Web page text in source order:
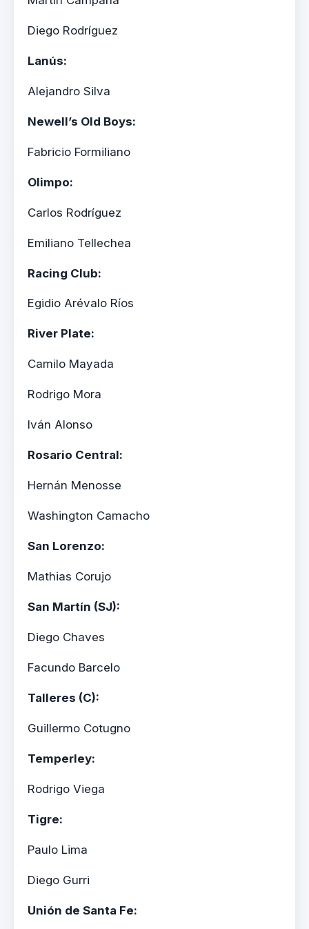
Diego Rodríguez
Lanús:
Alejandro Silva
Newell’s Old Boys:
Fabricio Formiliano
Olimpo:
Carlos Rodríguez
Emiliano Tellechea
Racing Club:
Egidio Arévalo Ríos
River Plate:
Camilo Mayada
Rodrigo Mora
Iván Alonso
Rosario Central:
Hernán Menosse
Washington Camacho
San Lorenzo:
Mathias Corujo
San Martín (SJ):
Diego Chaves
Facundo Barcelo
Talleres (C):
Guillermo Cotugno
Temperley:
Rodrigo Viega
Tigre:
Paulo Lima
Diego Gurri
Unión de Santa Fe: